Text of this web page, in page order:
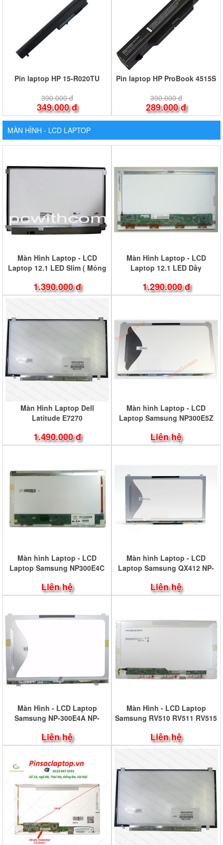
Pin laptop HP 15-R020TU
390.000 đ
349.000 đ
Pin laptop HP ProBook 4515S
390.000 đ
289.000 đ
MÀN HÌNH - LCD LAPTOP
Màn Hình Laptop - LCD
Laptop 12.1 LED Slim ( Mỏng
1.390.000 đ
Màn Hình Laptop - LCD
Laptop 12.1 LED Dầy
1.290.000 đ
Màn Hình Laptop Dell
Latitude E7270
1.490.000 đ
Màn hình Laptop - LCD
Laptop Samsung NP300E5Z
Liên hệ
Màn hình Laptop - LCD
Laptop Samsung NP300E4C
Liên hệ
Màn hình Laptop - LCD
Laptop Samsung QX412 NP-
Liên hệ
Màn Hình - LCD Laptop
Samsung NP-300E4A NP-
Liên hệ
Màn Hình - LCD Laptop
Samsung RV510 RV511 RV515
Liên hệ